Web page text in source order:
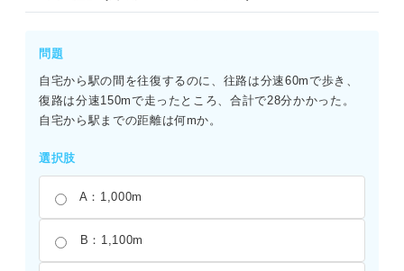
た時間はx/4時間、復路にかかった時間はx/6時間となる。
3x＋2x＝60となり、5x＝60からx＝12が導かれる。したが
って、求める距離は12kmとなる。
問題
自宅から駅の間を往復するのに、往路は分速60mで歩き、
復路は分速150mで走ったところ、合計で28分かかった。
自宅から駅までの距離は何mか。
選択肢
A：1,000m
B：1,100m